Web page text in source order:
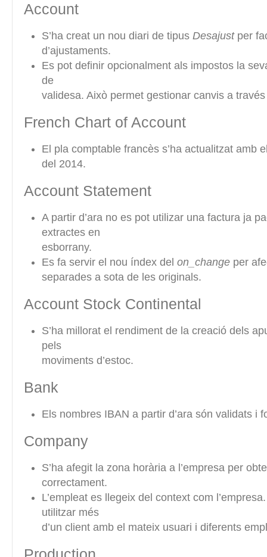
Account
S’ha creat un nou diari de tipus Desajustper
d’ajustaments.
Es pot definir opcionalment als impostos la
de
validesa. Això permet gestionar canvis a
French Chart of Account
El pla comptable francès s’ha actualitzat amb
del 2014.
Account Statement
A partir d’ara no es pot utilizar una factura ja
extractes en
esborrany.
Es fa servir el nou índex del on_change per
separades a sota de les originals.
Account Stock Continental
S’ha millorat el rendiment de la creació dels
pels
moviments d’estoc.
Bank
Els nombres IBAN a partir d’ara són validats i
Company
S’ha afegit la zona horària a l’empresa per
correctament.
L’empleat es llegeix del context com
utilitzar més
d’un client amb el mateix usuari i diferents